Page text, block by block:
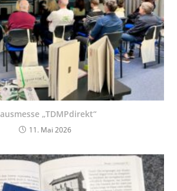
„TDMPdirekt“
11. Mai 2026